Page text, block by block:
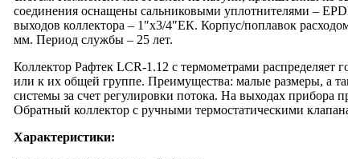
соединения оснащены сальниковыми уплотнителями –
выходов коллектора – 1″х3/4″ЕК. Корпус/поплавок
мм. Период службы – 25 лет.
Коллектор Рафтек LCR-1.12 с термометрами распределяет
или к их общей группе. Преимущества: малые размеры, а
системы за счет регулировки потока. На выходах прибора
Обратный коллектор с ручными термостатическими
Характеристики: